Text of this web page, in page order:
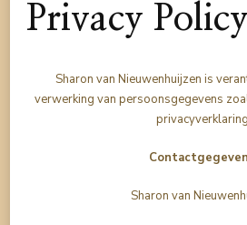
Privacy Policy
Sharon van Nieuwenhuijzen is
verwerking van persoonsgegevens
Sharon van